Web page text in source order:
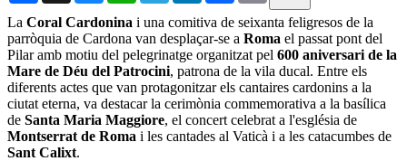
La Coral Cardonina i una comitiva de seixanta feligresos de la
parròquia de Cardona van desplaçar-se a Roma el passat pont del
Pilar amb motiu del pelegrinatge organitzat pel 600 aniversari de la
Mare de Déu del Patrocini, patrona de la vila ducal. Entre els
diferents actes que van protagonitzar els cantaires cardonins a la
ciutat eterna, va destacar la cerimònia commemorativa a la basílica
de Santa Maria Maggiore, el concert celebrat a l'església de
Montserrat de Roma i les cantades al Vaticà i a les catacumbes de
Sant Calixt.